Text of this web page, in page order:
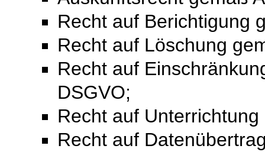
Recht auf Berichtigung
Recht auf Löschung
Recht auf
DSGVO;
Recht auf
Recht auf